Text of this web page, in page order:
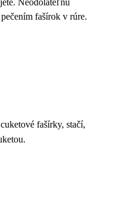
fašírok v rúre.
fašírky, stačí,